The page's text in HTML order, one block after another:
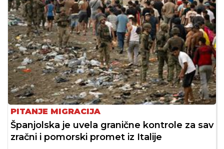
PITANJE MIGRACIJA
Španjolska je uvela granične kontrole za sav
zračni i pomorski promet iz Italije